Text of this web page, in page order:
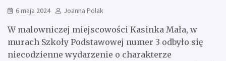
6 maja 2024 Joanna Polak
W malowniczej miejscowości Kasinka Mała, w
murach Szkoły Podstawowej numer 3 odbyło się
niecodzienne wydarzenie o charakterze